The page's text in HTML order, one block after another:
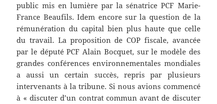
public mis en lumière par la sénatrice PCF Marie-
France Beaufils. Idem encore sur la question de la
rémunération du capital bien plus haute que celle
du travail. La proposition de COP fiscale, avancée
par le député PCF Alain Bocquet, sur le modèle des
grandes conférences environnementales mondiales
a aussi un certain succès, repris par plusieurs
intervenants à la tribune. Si nous avions commencé
à « discuter d’un contrat commun avant de discuter